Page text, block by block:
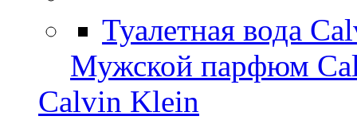
Туалетная вода
Мужской парфюм
Calvin Klein